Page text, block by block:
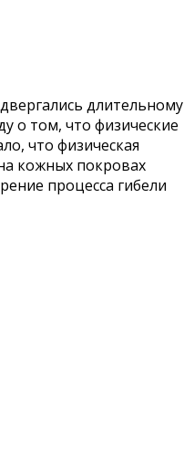
длительному
о том, что физические
что физическая
кожных покровах
процесса гибели